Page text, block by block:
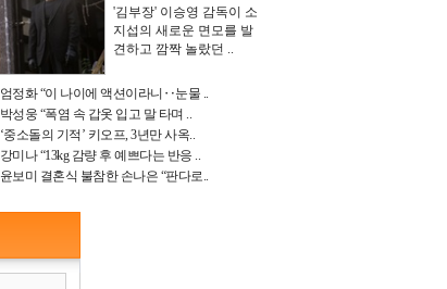
'김부장' 이승영 감독이 소
지섭의 새로운 면모를 발
견하고 깜짝 놀랐던 ..
엄정화 “이 나이에 액션이라니‥눈물 ..
박성웅 “폭염 속 갑옷 입고 말 타며 ..
‘중소돌의 기적’ 키오프, 3년만 사옥..
강미나 “13kg 감량 후 예쁘다는 반응 ..
윤보미 결혼식 불참한 손나은 “판다로..